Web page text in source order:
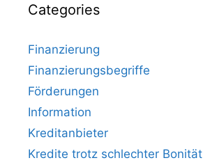
Categories
Finanzierung
Finanzierungsbegriffe
Förderungen
Information
Kreditanbieter
Kredite trotz schlechter Bonität